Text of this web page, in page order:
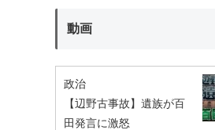
動画
政治
【辺野古事故】遺族が百
田発言に激怒